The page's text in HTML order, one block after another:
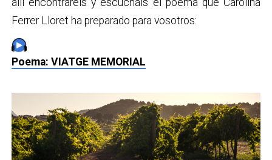
allí encontraréis y escucháis el poema que Carolina
Ferrer Lloret ha preparado para vosotros:
Poema: VIATGE MEMORIAL